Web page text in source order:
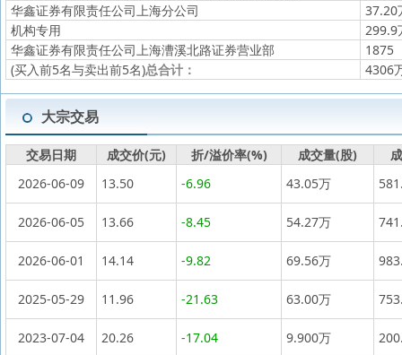
华鑫证券有限责任公司上海分公司
37.20
机构专用
299.9
华鑫证券有限责任公司上海漕溪北路证券营业部
1875
(买入前5名与卖出前5名)总合计： 4306
大宗交易
交易日期 成交价(元) 折/溢价率(%) 成交量(股)
2026-06-09
13.50 -6.96 43.05万
2026-06-05 13.66 -8.45 54.27万
2026-06-01 14.14 -9.82 69.56万
2025-05-29 11.96 -21.63 63.00万
2023-07-04 20.26 -17.04 9.900万